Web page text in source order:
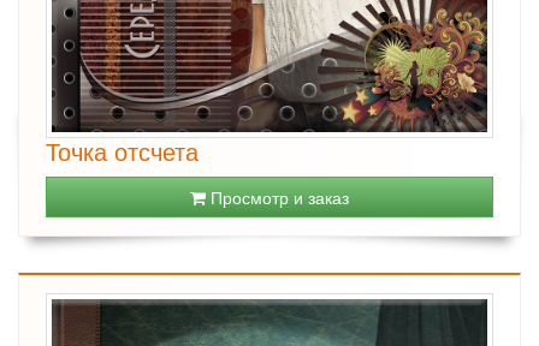
Точка отсчета
Просмотр и заказ